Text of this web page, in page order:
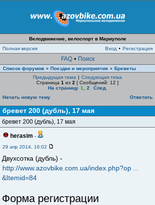
Велодвижение, велоспорт в Мариуполе
Полная версия
Вход • Регистрация
FAQ • Поиск
Список форумов » Поездки и мероприятия » Бреветы
Предыдущая тема | Следующая тема
Страница 1 из 2 [ Сообщений: 12 ]
На страницу 1 2
След.
Начать новую тему
Ответить
бревет 200 (дубль), 17 мая
бревет 200 (дубль), 17 мая
herasim -
29 апр 2014, 16:02
Двухсотка (дубль) -
http://www.azovbike.com.ua/index.php?op ...
&Itemid=84
Форма регистрации